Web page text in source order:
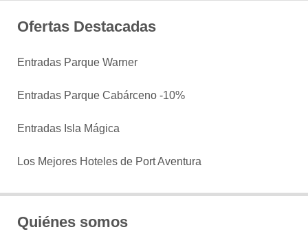
Ofertas Destacadas
Entradas Parque Warner
Entradas Parque Cabárceno -10%
Entradas Isla Mágica
Los Mejores Hoteles de Port Aventura
Quiénes somos